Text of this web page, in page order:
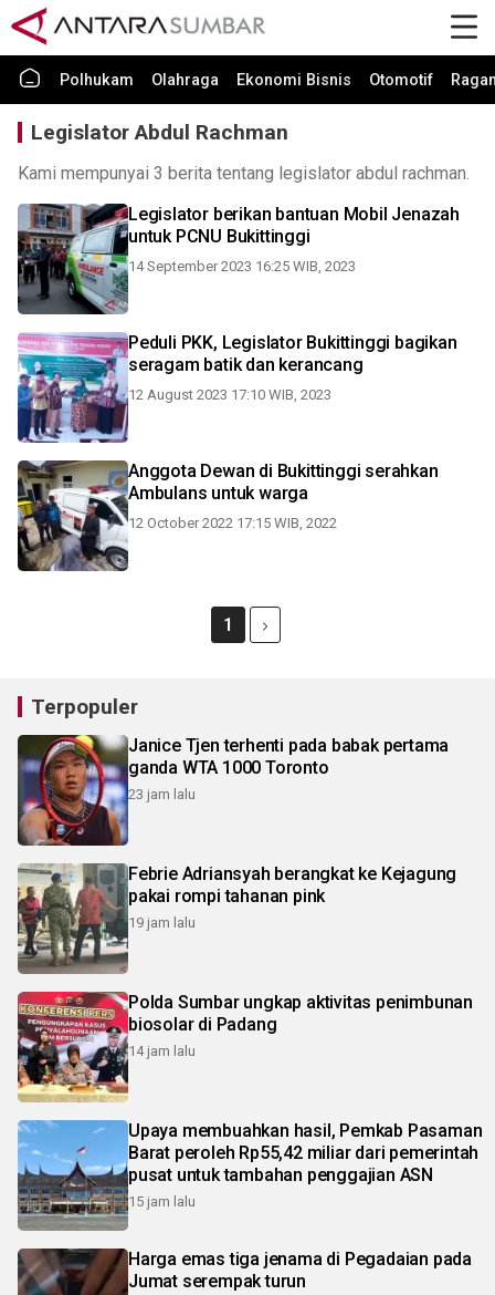
Polhukam Olahraga Ekonomi Bisnis Otomotif
Legislator Abdul Rachman
Kami mempunyai 3 berita tentang legislator abdul rachman.
Legislator berikan bantuan Mobil Jenazah
untuk PCNU Bukittinggi
14 September 2023 16:25 WIB, 2023
Peduli PKK, Legislator Bukittinggi bagikan
seragam batik dan kerancang
12 August 2023 17:10 WIB, 2023
Anggota Dewan di Bukittinggi serahkan
Ambulans untuk warga
12 October 2022 17:15 WIB, 2022
1
Terpopuler
Janice Tjen terhenti pada babak pertama
ganda WTA 1000 Toronto
23 jam lalu
Febrie Adriansyah berangkat ke Kejagung
pakai rompi tahanan pink
19 jam lalu
Polda Sumbar ungkap aktivitas penimbunan
biosolar di Padang
14 jam lalu
Upaya membuahkan hasil, Pemkab Pasaman
Barat peroleh Rp55,42 miliar dari pemerintah
pusat untuk tambahan penggajian ASN
15 jam lalu
Harga emas tiga jenama di Pegadaian pada
Jumat serempak turun